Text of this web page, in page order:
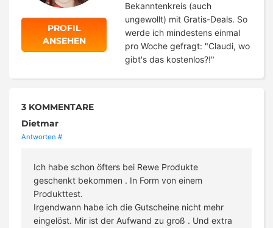
PROFIL
ANSEHEN
Bekanntenkreis (auch
ungewollt) mit Gratis-Deals. So
werde ich mindestens einmal
pro Woche gefragt: "Claudi, wo
gibt's das kostenlos?!"
3 KOMMENTARE
Dietmar
Antworten #
Ich habe schon öfters bei Rewe Produkte
geschenkt bekommen . In Form von einem
Produkttest.
Irgendwann habe ich die Gutscheine nicht mehr
eingelöst. Mir ist der Aufwand zu groß . Und extra